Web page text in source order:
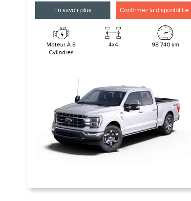
En savoir plus Confirmez la disponibilité
Moteur À 8
Cylindres
4x4 98 740 km